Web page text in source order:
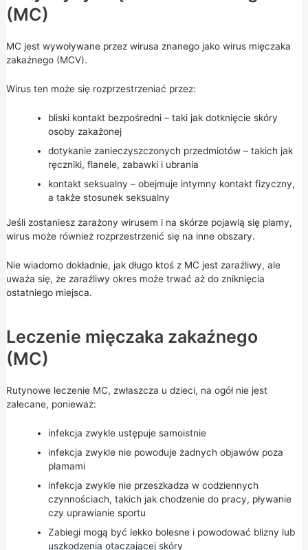
(MC)
MC jest wywoływane przez wirusa znanego jako wirus mięczaka
zakaźnego (MCV).
Wirus ten może się rozprzestrzeniać przez:
bliski kontakt bezpośredni – taki jak dotknięcie skóry
osoby zakażonej
dotykanie zanieczyszczonych przedmiotów – takich jak
ręczniki, flanele, zabawki i ubrania
kontakt seksualny – obejmuje intymny kontakt fizyczny,
a także stosunek seksualny
Jeśli zostaniesz zarażony wirusem i na skórze pojawią się plamy,
wirus może również rozprzestrzenić się na inne obszary.
Nie wiadomo dokładnie, jak długo ktoś z MC jest zaraźliwy, ale
uważa się, że zaraźliwy okres może trwać aż do zniknięcia
ostatniego miejsca.
Leczenie mięczaka zakaźnego
(MC)
Rutynowe leczenie MC, zwłaszcza u dzieci, na ogół nie jest
zalecane, ponieważ:
infekcja zwykle ustępuje samoistnie
infekcja zwykle nie powoduje żadnych objawów poza
plamami
infekcja zwykle nie przeszkadza w codziennych
czynnościach, takich jak chodzenie do pracy, pływanie
czy uprawianie sportu
Zabiegi mogą być lekko bolesne i powodować blizny lub
uszkodzenia otaczającej skóry